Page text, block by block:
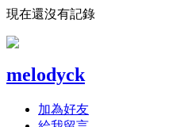
現在還沒有記錄
melodyck
加為好友